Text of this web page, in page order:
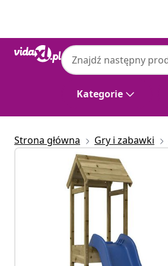
Kategorie
Strona główna Gry i zabawki